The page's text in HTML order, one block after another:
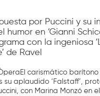
por Puccini y su
humor en ‘Gianni
con la ingeniosa
de Ravel
carismático
su aplaudido ‘Falstaff’,
con Marina Monzó en